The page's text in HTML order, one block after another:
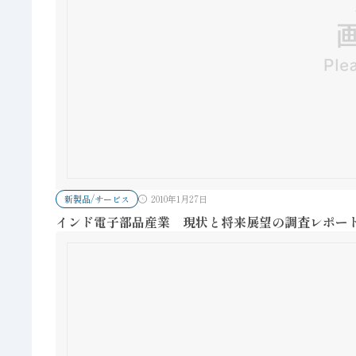
新製品/サービス 2010年1月27日
インド電子部品産業 現状と将来展望の調査レポー